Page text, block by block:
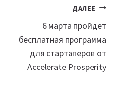
ДАЛЕЕ
6 марта пройдет
бесплатная программа
для стартаперов от
Accelerate Prosperity